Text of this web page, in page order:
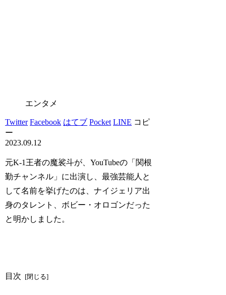
エンタメ
Twitter Facebook はてブ Pocket LINE コピ
ー
2023.09.12
元K-1王者の魔裟斗が、YouTubeの「関根
勤チャンネル」に出演し、最強芸能人と
して名前を挙げたのは、ナイジェリア出
身のタレント、ボビー・オロゴンだった
と明かしました。
目次